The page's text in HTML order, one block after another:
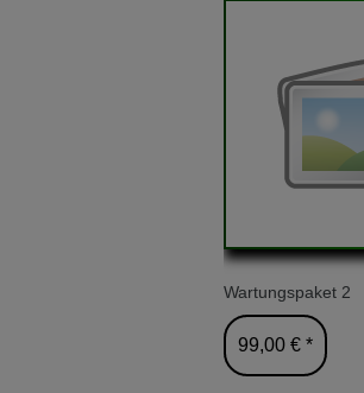
Wartungspaket 2
99,00 € *